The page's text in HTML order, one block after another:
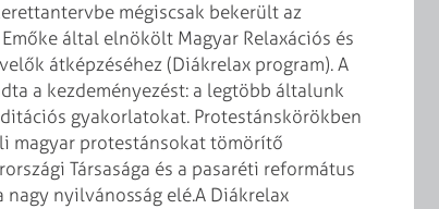
mégiscsak bekerült az
által elnökölt Magyar Relaxációs és
átképzéséhez (Diákrelax program). A
a kezdeményezést: a legtöbb általunk
gyakorlatokat. Protestánskörökben
magyar protestánsokat tömörítő
Társasága és a pasaréti református
nyilvánosság elé.A Diákrelax